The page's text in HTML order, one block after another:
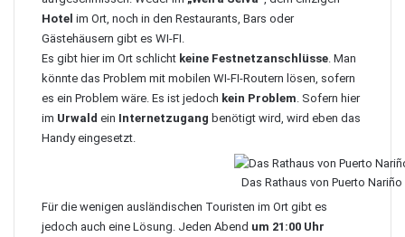
Hotel im Ort, noch in den Restaurants, Bars oder
Gästehäusern gibt es WI-FI.
Es gibt hier im Ort schlicht keine Festnetzanschlüsse . Man
könnte das Problem mit mobilen WI-FI-Routern lösen, sofern
es ein Problem wäre. Es ist jedoch kein Problem . Sofern hier
im Urwald ein Internetzugang benötigt wird, wird eben das
Handy eingesetzt.
Das Rathaus von Puerto Nariño
Für die wenigen ausländischen Touristen im Ort gibt es
jedoch auch eine Lösung. Jeden Abend um 21:00 Uhr